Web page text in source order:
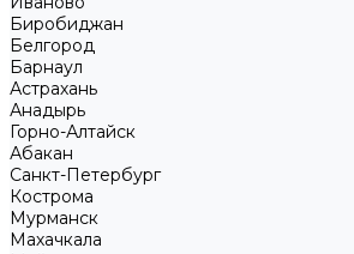
Биробиджан
Белгород
Барнаул
Астрахань
Анадырь
Горно-Алтайск
Абакан
Санкт-Петербург
Кострома
Мурманск
Махачкала